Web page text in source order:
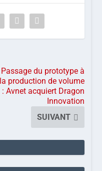
Passage du prototype à
la production de volume
: Avnet acquiert Dragon
Innovation
SUIVANT